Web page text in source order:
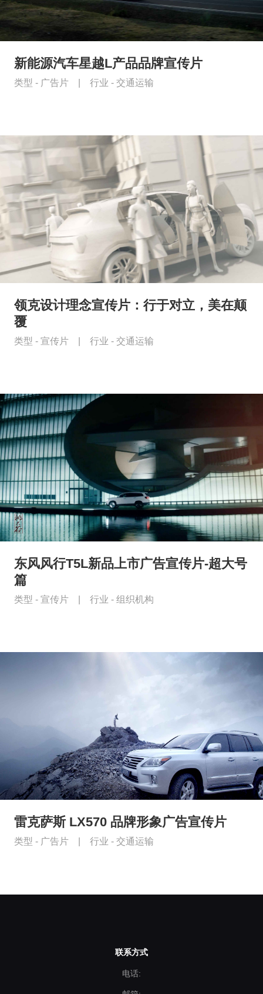
新能源汽车星越L产品品牌宣传片
类型 - 广告片 行业 - 交通运输
领克设计理念宣传片：行于对立，美在颠
覆
类型 - 宣传片 行业 - 交通运输
东风风行T5L新品上市广告宣传片-超大号
篇
类型 - 宣传片 行业 - 组织机构
雷克萨斯 LX570 品牌形象广告宣传片
类型 - 广告片 行业 - 交通运输
联系方式
电话: